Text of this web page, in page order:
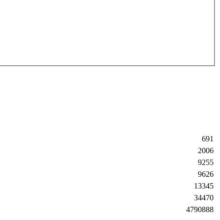
691
2006
9255
9626
13345
34470
4790888